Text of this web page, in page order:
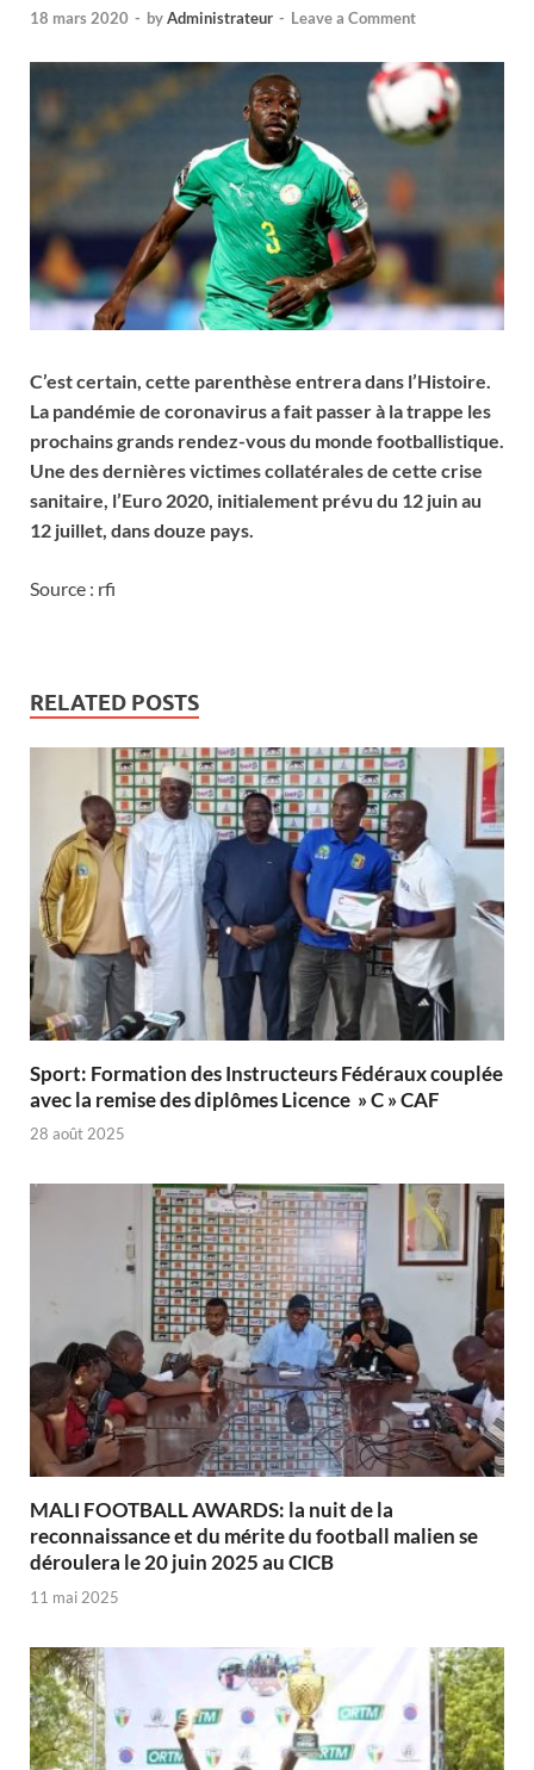
18 mars 2020 - byAdministrateur - Leave a Comment
C’est certain, cette parenthèse entrera dans l’Histoire.
La pandémie de coronavirus a fait passer à la trappe les
prochains grands rendez-vous du monde footballistique.
Une des dernières victimes collatérales de cette crise
sanitaire, l’Euro 2020, initialement prévu du 12 juin au
12 juillet, dans douze pays.
Source : rfi
RELATED POSTS
Sport: Formation des Instructeurs Fédéraux couplée
avec la remise des diplômes Licence » C » CAF
28 août 2025
MALI FOOTBALL AWARDS: la nuit de la
reconnaissance et du mérite du football malien se
déroulera le 20 juin 2025 au CICB
11 mai 2025